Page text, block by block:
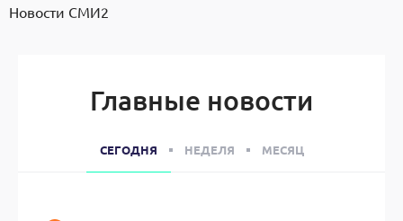
Новости СМИ2
Главные новости
СЕГОДНЯ НЕДЕЛЯ МЕСЯЦ